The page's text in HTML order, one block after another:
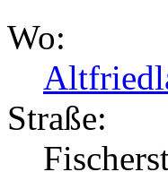
Wo:
Straße: